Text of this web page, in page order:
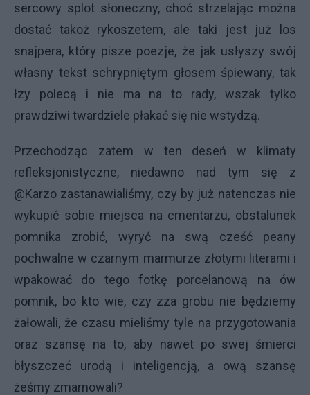
sercowy splot słoneczny, choć strzelając można
dostać takoż rykoszetem, ale taki jest już los
snajpera, który pisze poezje, że jak usłyszy swój
własny tekst schrypniętym głosem śpiewany, tak
łzy polecą i nie ma na to rady, wszak tylko
prawdziwi twardziele płakać się nie wstydzą.
Przechodząc zatem w ten deseń w klimaty
refleksjonistyczne, niedawno nad tym się z
@Karzo zastanawialiśmy, czy by już natenczas nie
wykupić sobie miejsca na cmentarzu, obstalunek
pomnika zrobić, wyryć na swą cześć peany
pochwalne w czarnym marmurze złotymi literami i
wpakować do tego fotkę porcelanową na ów
pomnik, bo kto wie, czy zza grobu nie będziemy
żałowali, że czasu mieliśmy tyle na przygotowania
oraz szansę na to, aby nawet po swej śmierci
błyszczeć urodą i inteligencją, a ową szansę
żeśmy zmarnowali?